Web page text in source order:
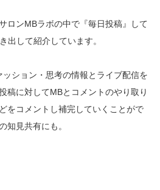
ロンMBラボの中で『毎日投稿』して
出して紹介しています。
ション・思考の情報とライブ配信を
稿に対してMBとコメントのやり取り
をコメントし補完していくことがで
知見共有にも。